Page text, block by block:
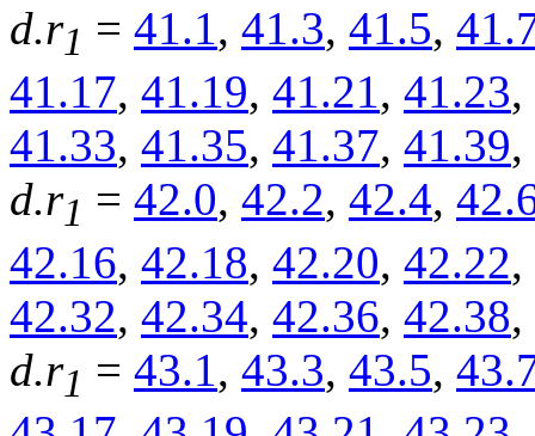
d.r1 = 41.1, 41.3, 41.5,
41.17, 41.19, 41.21, 41.23,
41.33, 41.35, 41.37, 41.39,
d.r1 = 42.0, 42.2, 42.4,
42.16, 42.18, 42.20, 42.22,
42.32, 42.34, 42.36, 42.38,
d.r1 = 43.1 , 43.3, 43.5,